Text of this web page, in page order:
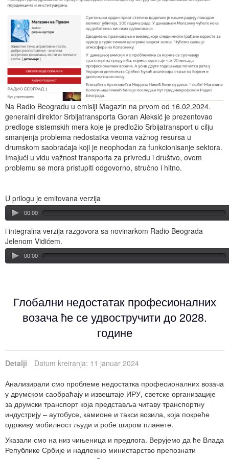
Na Radio Beogradu u emisiji Magazin na prvom od 16.02.2024.
generalni direktor Srbijatransporta Goran Aleksić je prezentovao
predloge sistemskih mera koje je predložio Srbijatransport u cilju
smanjenja problema nedostatka veoma važnog resursa u
drumskom saobraćaja koji je neophodan za funkcionisanje sektora.
Imajući u vidu važnost transporta za privredu i društvo, ovom
problemu se mora pristupiti odgovorno, stručno i hitno.
U prilogu je emitovana verzija
00:00
i integralna verzija razgovora sa novinarkom Radio Beograda
Jelenom Vidićem.
00:00
Глобални недостатак професионалних
возача ће се удвостручити до 2028.
године
Detalji
Datum kreiranja: 11 januar 2024
Анализирали смо проблеме недостатка професионалних возача
у друмском саобраћају и извештаје ИРУ, светске организације
за друмски транспорт која представља читаву транспортну
индустрију – аутобусе, камионе и такси возила, која покреће
одрживу мобилност људи и робе широм планете.
Указали смо на низ чињеница и предлога. Верујемо да ће Влада
Републике Србије и надлежно министарство препознати